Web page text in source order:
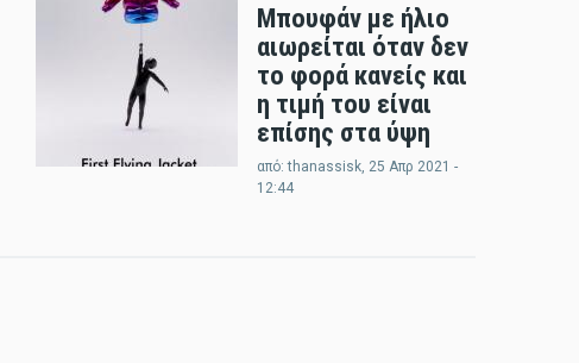
Μπουφάν με ήλιο
αιωρείται όταν δεν
το φορά κανείς και
η τιμή του είναι
επίσης στα ύψη
από:thanassisk, 25 Απρ 2021 -
12:44